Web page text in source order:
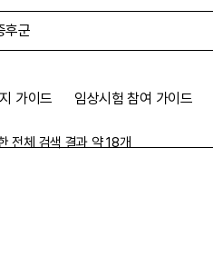
가이드 임상시험 참여 가이드
전체 검색 결과 약18개